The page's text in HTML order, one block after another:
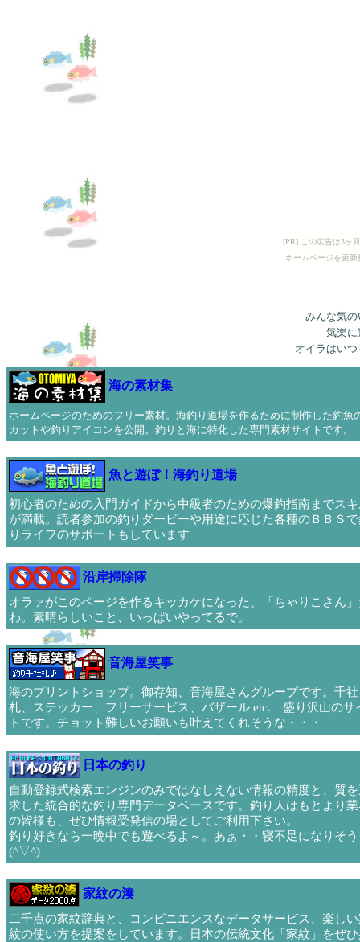
[PR] この広告は3ヶ
ホームページを更
みんな気
気楽に
オイラはい
海の素材集
ホームページのためのフリー素材。海釣り道場を作るために制作した釣魚
カットや釣りアイコンを公開。釣りと海に特化した専門素材サイトです。
魚と遊ぼ！海釣り道場
初心者のための入門ガイドから中級者のための爆釣指南までス
が満載。読者参加の釣りダービーや用途に応じた各種のＢＢＳ
りライフのサポートもしています
沿岸掃除隊
オラァがこのページを作るキッカケになった、「ちゃりこさん
わ。素晴らしいこと、いっぱいやってるで。
音海屋笑事
海のプリントショップ。御存知、音海屋さんグループです。千社
札、ステッカー、フリーサービス、バザール etc. 盛り沢山のサ
トです。チョット難しいお願いも叶えてくれそうな・・・
日本の釣り
自動登録式検索エンジンのみではなしえない情報の精度と、質
求した統合的な釣り専門データベースです。釣り人はもとより
の皆様も、ぜひ情報受発信の場としてご利用下さい。
釣り好きなら一晩中でも遊べるよ～。あぁ・・寝不足になりそう
(^▽^)
家紋の湊
二千点の家紋辞典と、コンビニエンスなデータサービス、楽し
紋の使い方を提案をしています。日本の伝統文化「家紋」をぜ